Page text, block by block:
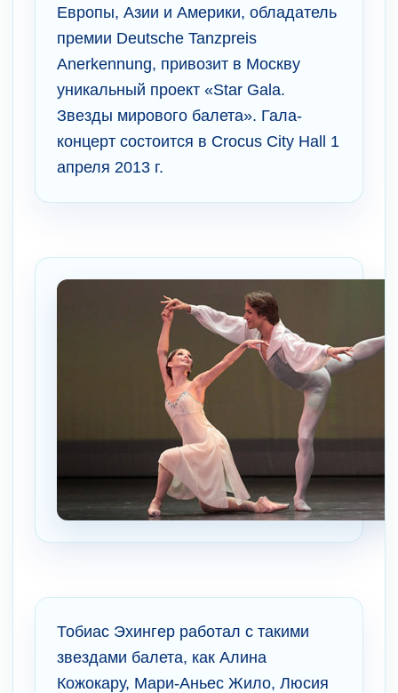
Европы, Азии и Америки, обладатель
премии Deutsche Tanzpreis
Anerkennung, привозит в Москву
уникальный проект «Star Gala.
Звезды мирового балета». Гала-
концерт состоится в Crocus City Hall 1
апреля 2013 г.
Тобиас Эхингер работал с такими
звездами балета, как Алина
Кожокару, Мари-Аньес Жило, Люсия